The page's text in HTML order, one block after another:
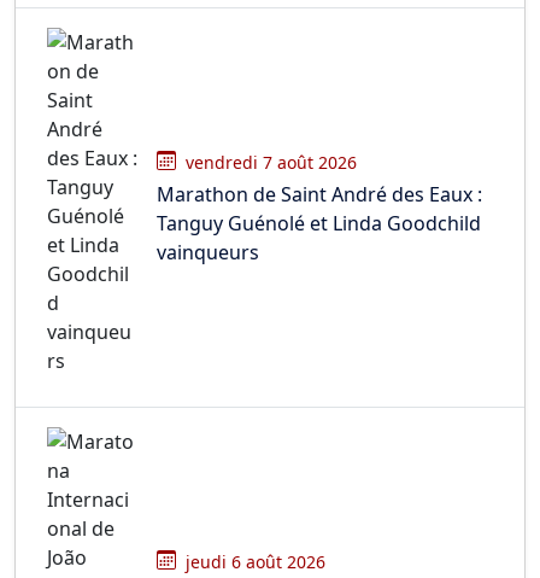
vendredi 7 août 2026
Marathon de Saint André des Eaux :
Tanguy Guénolé et Linda Goodchild
vainqueurs
jeudi 6 août 2026